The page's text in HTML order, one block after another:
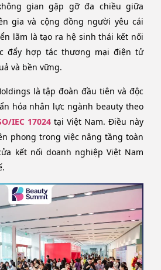
gian gặp gỡ đa chiều giữa
gia và cộng đồng người yêu cái
lãm là tạo ra hệ sinh thái kết nối
đẩy hợp tác thương mại điện tử
và bền vững.
là tập đoàn đầu tiên và độc
hóa nhân lực ngành beauty theo
IEC 17024 tại Việt Nam. Điều này
phong trong việc nâng tầng toàn
kết nối doanh nghiệp Việt Nam